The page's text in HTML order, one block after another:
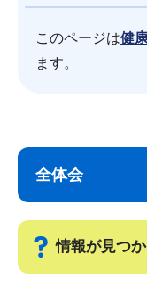
このページは健
ます。
こ
で
全体会
情報が見つ